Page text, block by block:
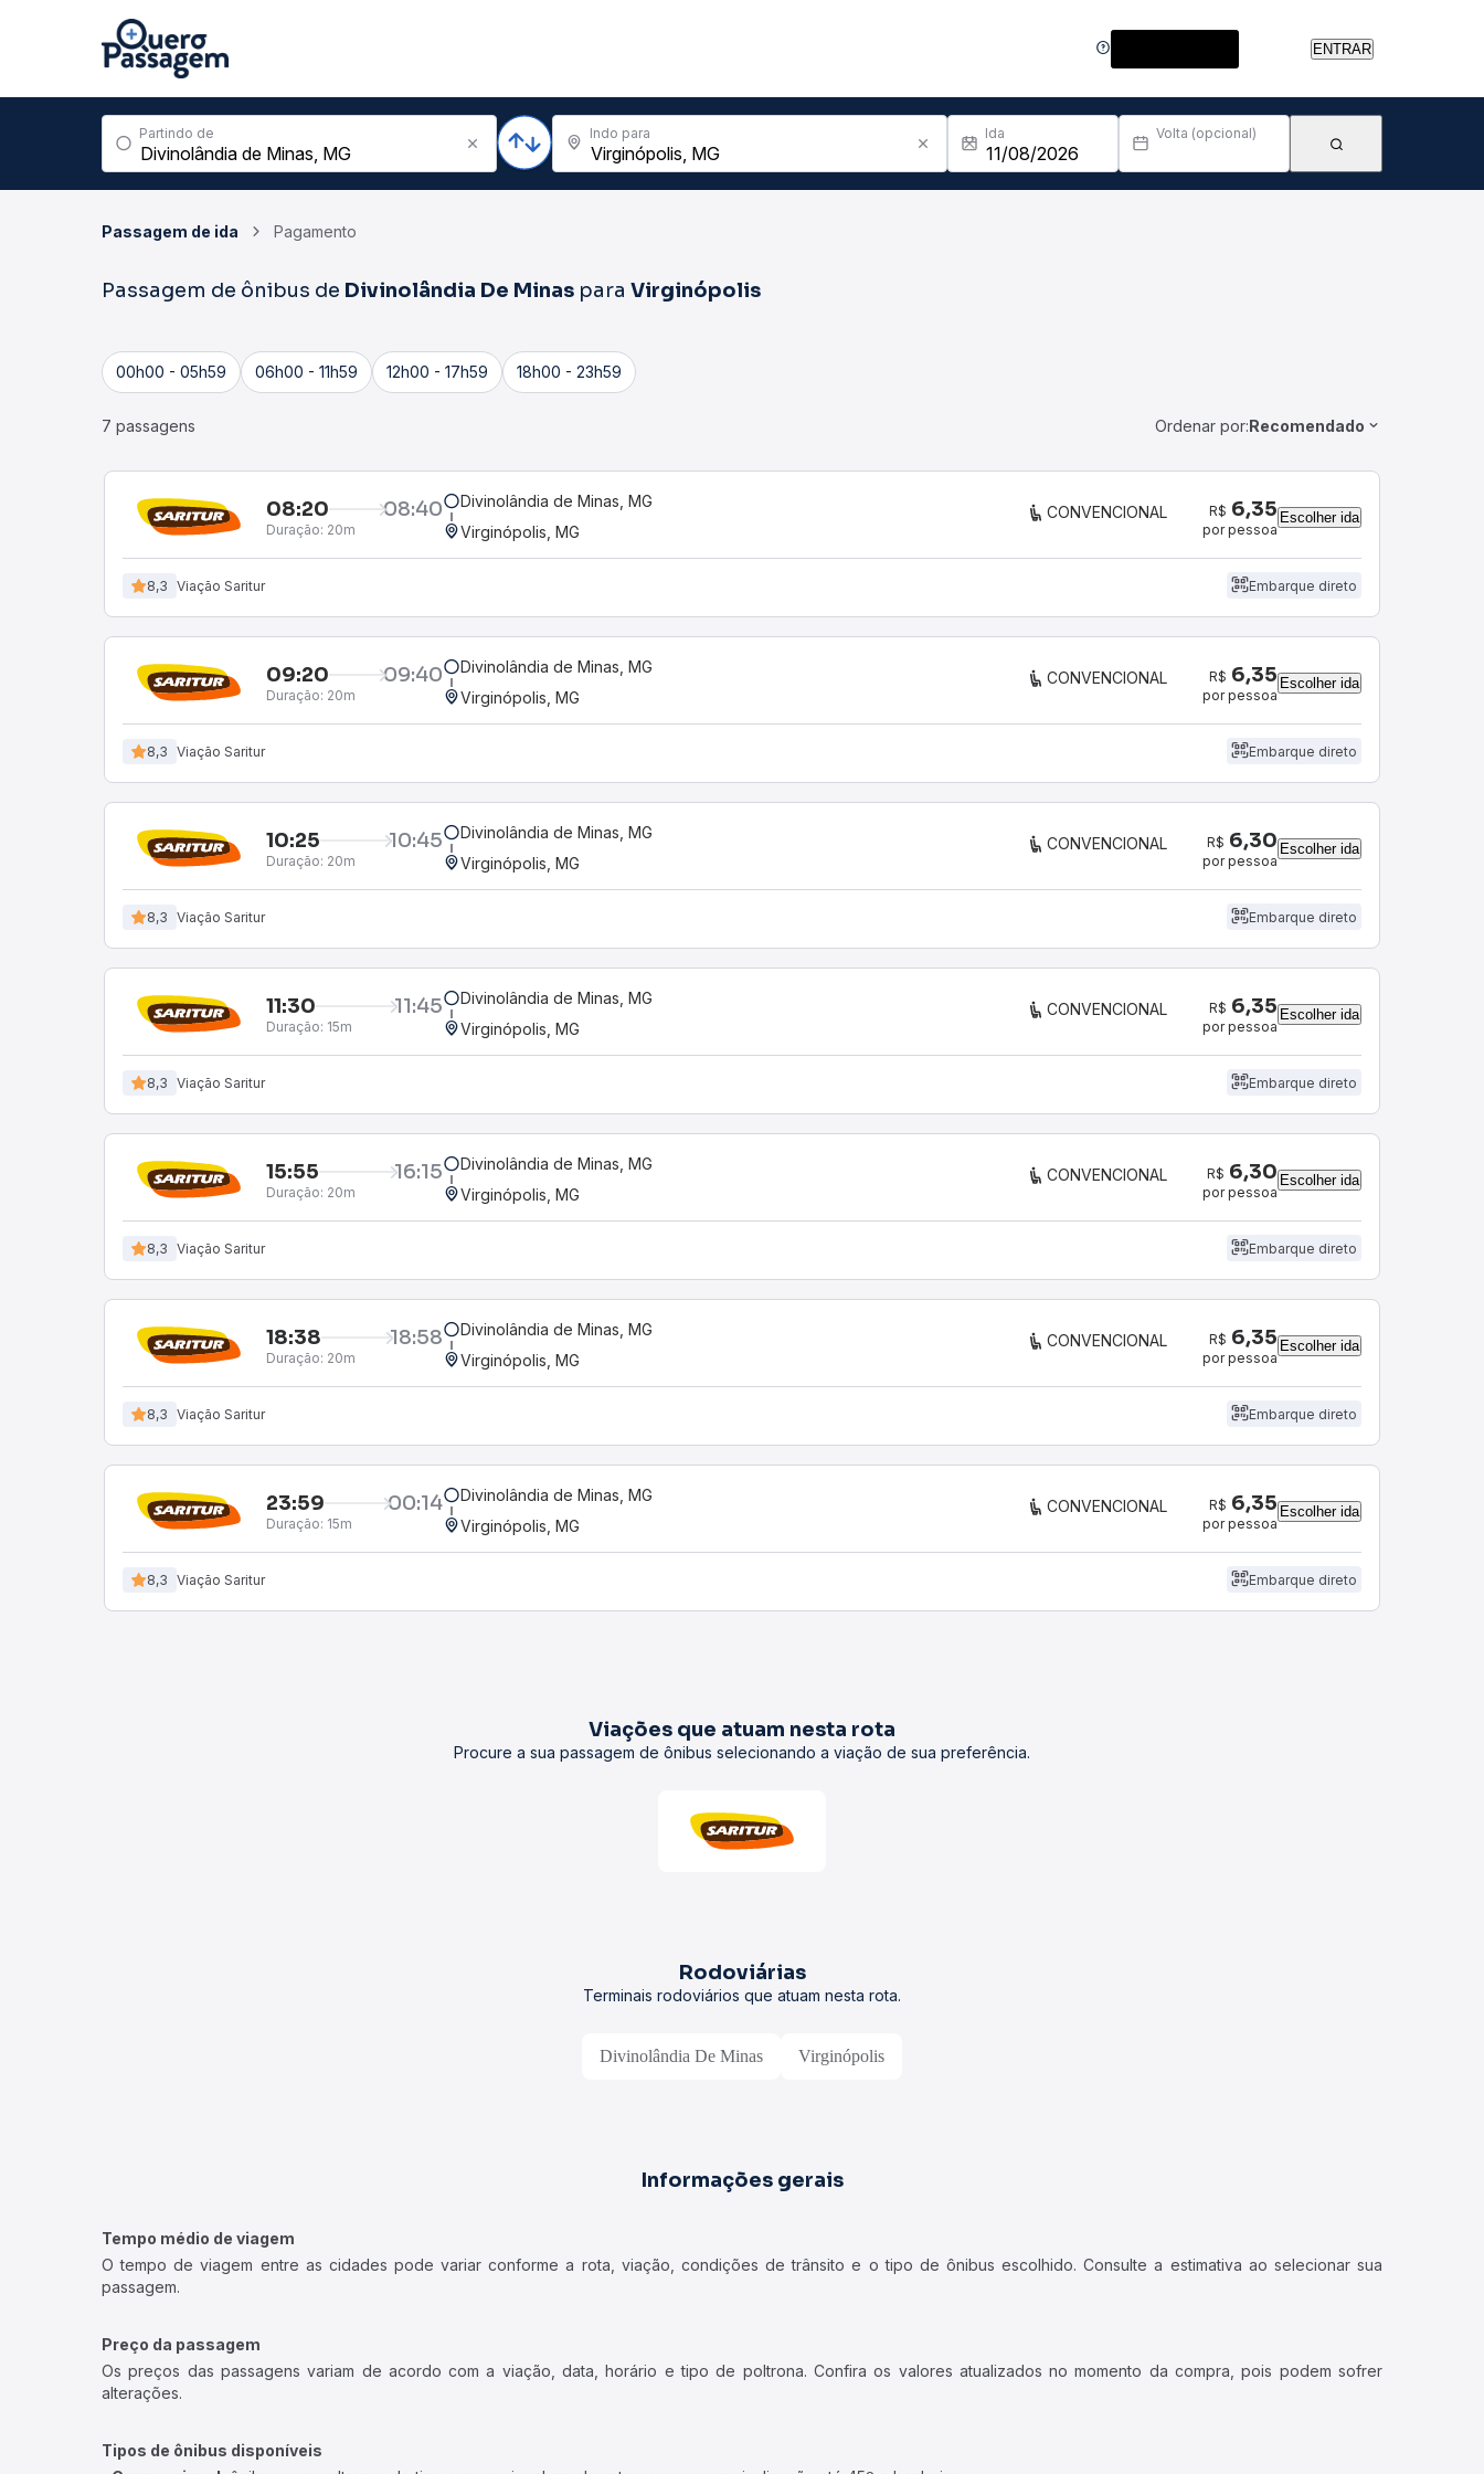
ENTRAR
Partindo de Indo para Ida Volta (opcional)
Passagem de ida Pagamento
Passagem de ônibus de Divinolândia De Minas para Virginópolis
00h00 - 05h59 06h00 - 11h59 12h00 - 17h59 18h00 - 23h59
7 passagens Ordenar por:Recomendado
08:20 08:40
Duração: 20m
Divinolândia de Minas, MG
Virginópolis, MG
CONVENCIONAL R$ 6,35
por pessoa
Escolher ida
8,3 Viação Saritur Embarque direto
09:20 09:40
Duração: 20m
Divinolândia de Minas, MG
Virginópolis, MG
CONVENCIONAL R$ 6,35
por pessoa
Escolher ida
8,3 Viação Saritur Embarque direto
10:25 10:45
Duração: 20m
Divinolândia de Minas, MG
Virginópolis, MG
CONVENCIONAL R$ 6,30
por pessoa
Escolher ida
8,3 Viação Saritur Embarque direto
11:30 11:45
Duração: 15m
Divinolândia de Minas, MG
Virginópolis, MG
CONVENCIONAL R$ 6,35
por pessoa
Escolher ida
8,3 Viação Saritur Embarque direto
15:55 16:15
Duração: 20m
Divinolândia de Minas, MG
Virginópolis, MG
CONVENCIONAL R$ 6,30
por pessoa
Escolher ida
8,3 Viação Saritur Embarque direto
18:38 18:58
Duração: 20m
Divinolândia de Minas, MG
Virginópolis, MG
CONVENCIONAL R$ 6,35
por pessoa
Escolher ida
8,3 Viação Saritur Embarque direto
23:59 00:14
Duração: 15m
Divinolândia de Minas, MG
Virginópolis, MG
CONVENCIONAL R$ 6,35
por pessoa
Escolher ida
8,3 Viação Saritur Embarque direto
Viações que atuam nesta rota
Procure a sua passagem de ônibus selecionando a viação de sua preferência.
Rodoviárias
Terminais rodoviários que atuam nesta rota.
Divinolândia De Minas Virginópolis
Informações gerais
Tempo médio de viagem
O tempo de viagem entre as cidades pode variar conforme a rota, viação, condições de trânsito e o tipo de ônibus escolhido. Consulte a estimativa ao selecionar sua
passagem.
Preço da passagem
Os preços das passagens variam de acordo com a viação, data, horário e tipo de poltrona. Confira os valores atualizados no momento da compra, pois podem sofrer
alterações.
Tipos de ônibus disponíveis